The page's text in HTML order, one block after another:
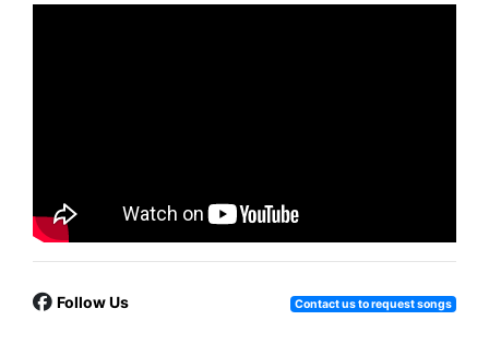
Follow Us Contact us to request songs